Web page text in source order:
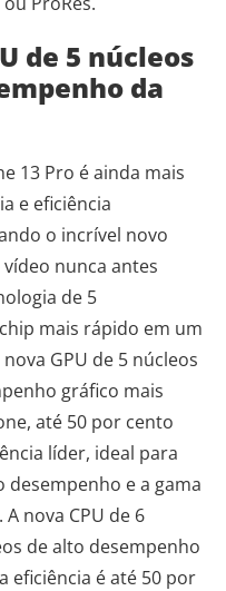
de 5 núcleos
da
13 Pro é ainda mais
e eficiência
o incrível novo
nunca antes
de 5
mais rápido em um
GPU de 5 núcleos
gráfico mais
até 50 por cento
líder, ideal para
desempenho e a gama
nova CPU de 6
de alto desempenho
eficiência é até 50 por